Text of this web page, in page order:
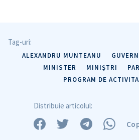
Tag-uri:
ALEXANDRU MUNTEANU
MINISTER
MINIȘTRI
PROGRAM DE
Distribuie articolul: